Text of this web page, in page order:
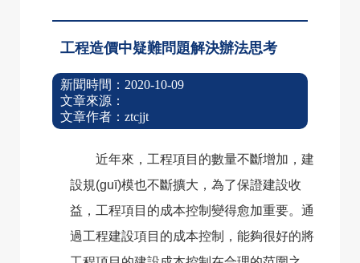
團隊工程造價中疑難問題解決辦法思考
新聞時間：2020-10-09
文章來源：
文章作者：ztcjjt
近年來，工程項目的數量不斷增加，建
設規(guī)模也不斷擴大，為了保證建設收
益，工程項目的成本控制變得愈加重要。通
過工程建設項目的成本控制，能夠很好的將